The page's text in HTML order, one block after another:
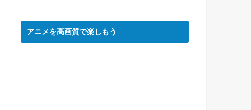
アニメを高画質で楽しもう